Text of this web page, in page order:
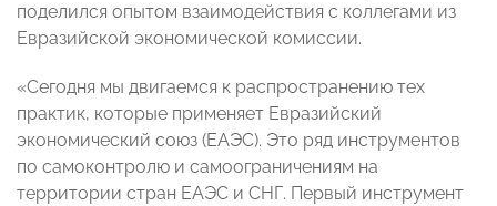
поделился опытом взаимодействия с коллегами из
Евразийской экономической комиссии.
«Сегодня мы двигаемся к распространению тех
практик, которые применяет Евразийский
экономический союз (ЕАЭС). Это ряд инструментов
по самоконтролю и самоограничениям на
территории стран ЕАЭС и СНГ. Первый инструмент